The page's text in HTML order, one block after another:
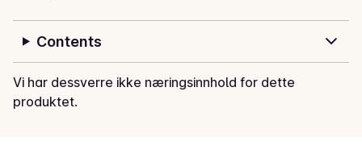
Contents
Vi har dessverre ikke næringsinnhold for dette
produktet.